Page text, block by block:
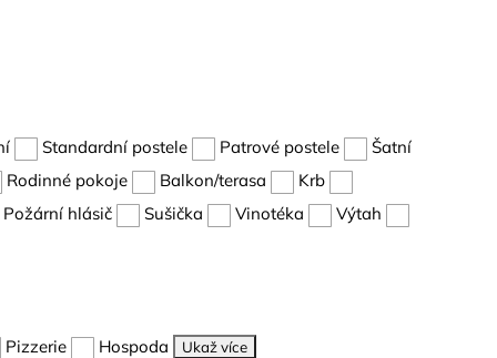
Standardní postele Patrové postele
Šatní
Rodinné pokoje Balkon/terasa
Krb
Požární hlásič Sušička Vinotéka
Výtah
Pizzerie Hospoda Ukaž více